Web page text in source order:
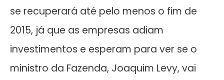
se recuperará até pelo menos o fim de
2015, já que as empresas adiam
investimentos e esperam para ver se o
ministro da Fazenda, Joaquim Levy, vai